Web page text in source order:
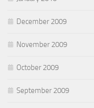
December 2009
November 2009
October 2009
September 2009